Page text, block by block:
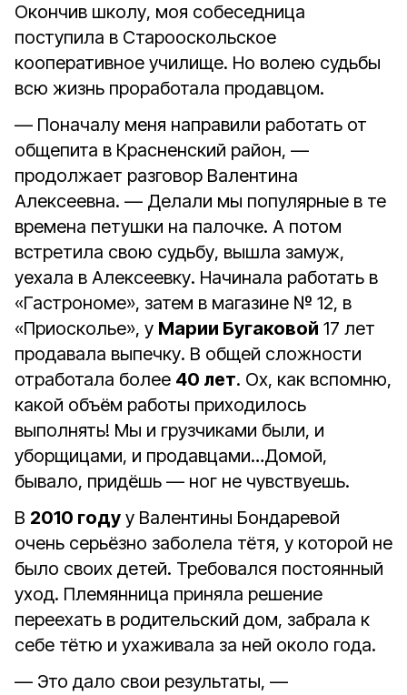
Окончив школу, моя собеседница
поступила в Старооскольское
кооперативное училище. Но волею судьбы
всю жизнь проработала продавцом.
— Поначалу меня направили работать от
общепита в Красненский район, —
продолжает разговор Валентина
Алексеевна. — Делали мы популярные в те
времена петушки на палочке. А потом
встретила свою судьбу, вышла замуж,
уехала в Алексеевку. Начинала работать в
«Гастрономе», затем в магазине № 12, в
«Приосколье», у Марии Бугаковой 17 лет
продавала выпечку. В общей сложности
отработала более 40 лет. Ох, как вспомню,
какой объём работы приходилось
выполнять! Мы и грузчиками были, и
уборщицами, и продавцами…Домой,
бывало, придёшь — ног не чувствуешь.
В 2010 году у Валентины Бондаревой
очень серьёзно заболела тётя, у которой не
было своих детей. Требовался постоянный
уход. Племянница приняла решение
переехать в родительский дом, забрала к
себе тётю и ухаживала за ней около года.
— Это дало свои результаты, —